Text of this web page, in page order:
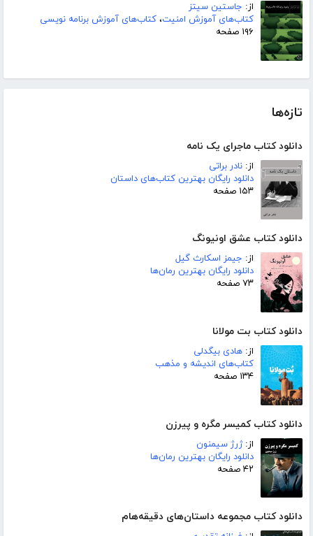
از: جاستین سیتز
کتاب‌های آموزش امنیت، کتاب‌های آموزش برنامه نویسی
۱۹۶ صفحه
تازه‌ها
دانلود کتاب ماجرای یک نامه
از: نادر براتی
دانلود رایگان بهترین کتاب‌های داستان
۱۵۳ صفحه
دانلود کتاب عشق اونیونگ
از: جیمز اسکارث گیل
دانلود رایگان بهترین رمان‌ها
۷۳ صفحه
دانلود کتاب بت مولانا
از: هادی بیگدلی
کتاب‌های اندیشه و مذهب
۱۳۴ صفحه
دانلود کتاب کمیسر مگره و پیرزن
از:ژرژ سیمنون
دانلود رایگان بهترین رمان‌ها
۴۲ صفحه
دانلود کتاب مجموعه داستان‌های دقیقه‌هام